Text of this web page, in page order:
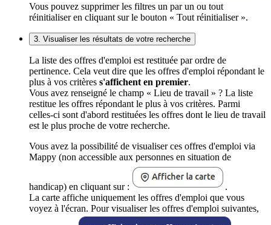
Vous pouvez supprimer les filtres un par un ou tout
réinitialiser en cliquant sur le bouton « Tout réinitialiser ».
3. Visualiser les résultats de votre recherche
La liste des offres d'emploi est restituée par ordre de
pertinence. Cela veut dire que les offres d'emploi répondant le
plus à vos critères s'affichent en premier.
Vous avez renseigné le champ « Lieu de travail » ? La liste
restitue les offres répondant le plus à vos critères. Parmi
celles-ci sont d'abord restituées les offres dont le lieu de travail
est le plus proche de votre recherche.
Vous avez la possibilité de visualiser ces offres d'emploi via
Mappy (non accessible aux personnes en situation de
handicap) en cliquant sur :
.
La carte affiche uniquement les offres d'emploi que vous
voyez à l'écran. Pour visualiser les offres d'emploi suivantes,